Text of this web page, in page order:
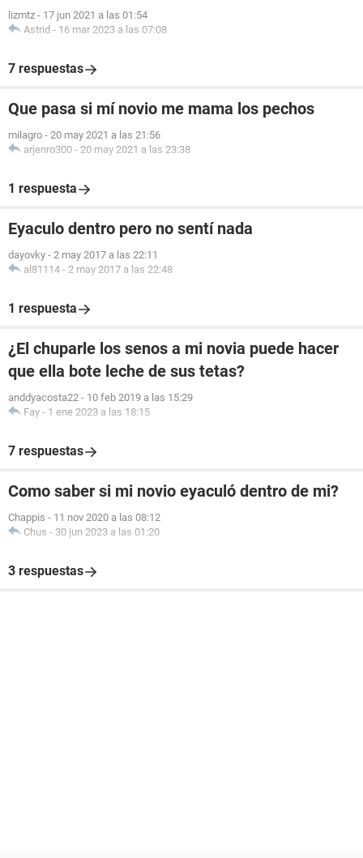
lizmtz - 17 jun 2021 a las 01:54
Astrid - 16 mar 2023 a las 07:08
7 respuestas
Que pasa si mí novio me mama los pechos
milagro - 20 may 2021 a las 21:56
arjenro300 - 20 may 2021 a las 23:38
1 respuesta
Eyaculo dentro pero no sentí nada
dayovky - 2 may 2017 a las 22:11
al81114 - 2 may 2017 a las 22:48
1 respuesta
¿El chuparle los senos a mi novia puede hacer
que ella bote leche de sus tetas?
anddyacosta22 - 10 feb 2019 a las 15:29
Fay - 1 ene 2023 a las 18:15
7 respuestas
Como saber si mi novio eyaculó dentro de mi?
Chappis - 11 nov 2020 a las 08:12
Chus - 30 jun 2023 a las 01:20
3 respuestas